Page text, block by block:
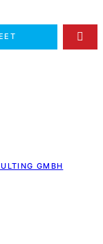
GMBH